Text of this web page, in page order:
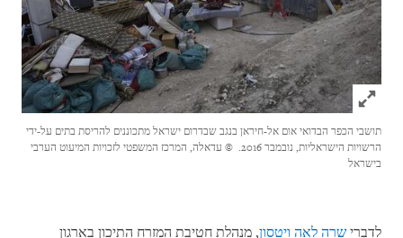
Click to expand Image
תושבי הכפר הבדואי אום אל-חיראן בנגב שבדרום ישראל מתכוננים להריסת בתים על-ידי
הרשויות הישראליות, נובמבר 2016.
© עדאלה, המרכז המשפטי לזכויות המיעוט הערבי
בישראל
לדברי שרה לאה ויטסון, מנהלת חטיבת המזרח התיכון בארגון